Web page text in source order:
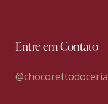
Entre em Contato
@chocorettodoceria